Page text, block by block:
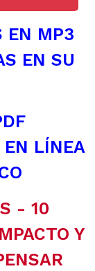
EN MP3
EN SU
LÍNEA
- 10
Y